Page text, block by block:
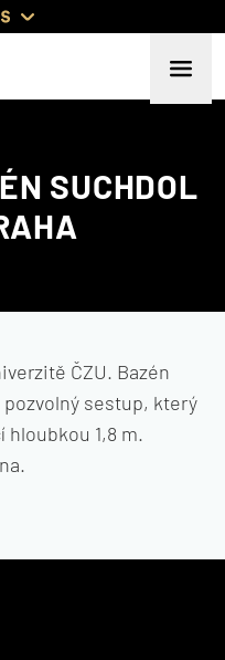
SUCHDOL
ČZU. Bazén
pozvolný sestup, který
hloubkou 1,8 m.